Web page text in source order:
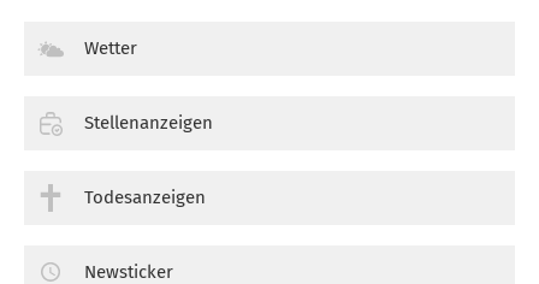
Wetter
Stellenanzeigen
Todesanzeigen
Newsticker